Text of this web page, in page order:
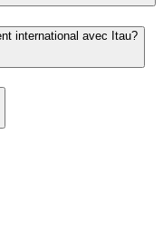
international avec Itau?